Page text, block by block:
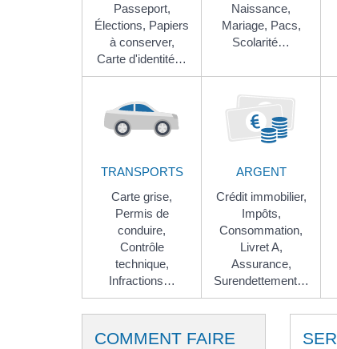
Passeport,
Élections, Papiers
à conserver,
Carte d'identité…
Naissance,
Mariage, Pacs,
Scolarité…
TRANSPORTS
Carte grise,
Permis de
conduire,
Contrôle
technique,
Infractions…
ARGENT
Crédit immobilier,
Impôts,
Consommation,
Livret A,
Assurance,
Surendettement…
COMMENT FAIRE